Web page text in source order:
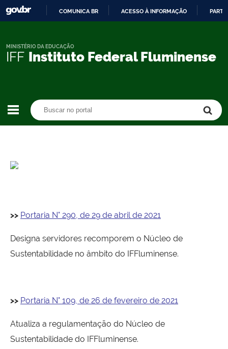
CONTEÚDO
COMUNICA BR ACESSO À INFORMAÇÃO
IFF Instituto Federal Fluminense
MINISTÉRIO DA EDUCAÇÃO
>> Portaria N° 290, de 29 de abril de 2021
Designa servidores recomporem o Núcleo de
Sustentabilidade no âmbito do IFFluminense.
>> Portaria N° 109, de 26 de fevereiro de 2021
Atualiza a regulamentação do Núcleo de
Sustentabilidade do IFFluminense.